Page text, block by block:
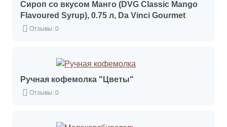
Сироп со вкусом Манго (DVG Classic Mango
Flavoured Syrup), 0.75 л, Da Vinci Gourmet
Отзывы: 0
Ручная кофемолка "Цветы"
Отзывы: 0